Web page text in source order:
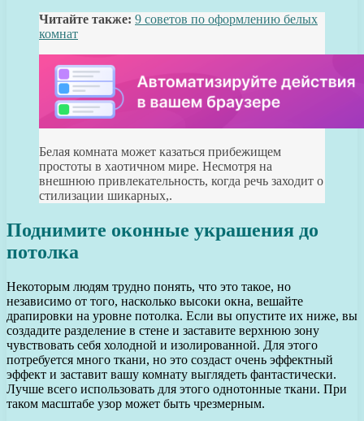
Читайте также: 9 советов по оформлению белых
комнат
Белая комната может казаться прибежищем
простоты в хаотичном мире. Несмотря на
внешнюю привлекательность, когда речь заходит о
стилизации шикарных,.
Поднимите оконные украшения до
потолка
Некоторым людям трудно понять, что это такое, но
независимо от того, насколько высоки окна, вешайте
драпировки на уровне потолка. Если вы опустите их ниже, вы
создадите разделение в стене и заставите верхнюю зону
чувствовать себя холодной и изолированной. Для этого
потребуется много ткани, но это создаст очень эффектный
эффект и заставит вашу комнату выглядеть фантастически.
Лучше всего использовать для этого однотонные ткани. При
таком масштабе узор может быть чрезмерным.